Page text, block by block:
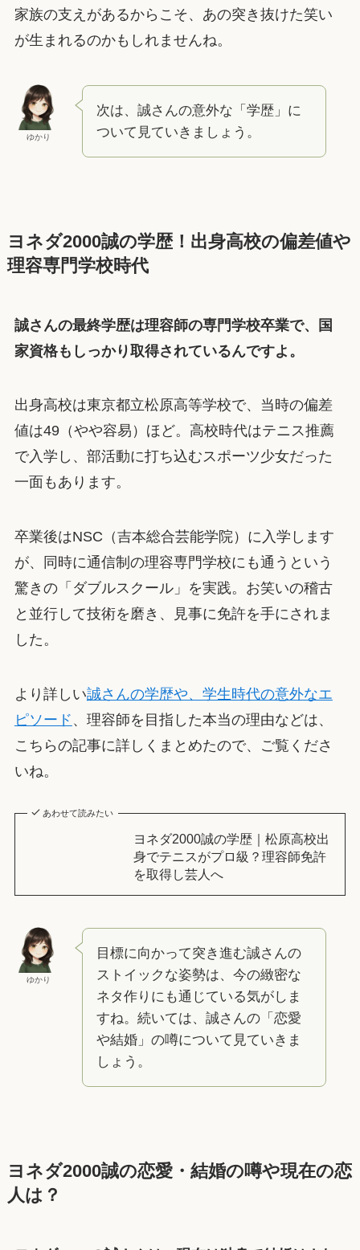
家族の支えがあるからこそ、あの突き抜けた笑い
が生まれるのかもしれませんね。
ゆかり
次は、誠さんの意外な「学歴」に
ついて見ていきましょう。
ヨネダ2000誠の学歴！出身高校の偏差値や
理容専門学校時代
誠さんの最終学歴は理容師の専門学校卒業で、国
家資格もしっかり取得されているんですよ。
出身高校は東京都立松原高等学校で、当時の偏差
値は49（やや容易）ほど。高校時代はテニス推薦
で入学し、部活動に打ち込むスポーツ少女だった
一面もあります。
卒業後はNSC（吉本総合芸能学院）に入学します
が、同時に通信制の理容専門学校にも通うという
驚きの「ダブルスクール」を実践。お笑いの稽古
と並行して技術を磨き、見事に免許を手にされま
した。
より詳しい誠さんの学歴や、学生時代の意外なエ
ピソード 、理容師を目指した本当の理由などは、
こちらの記事に詳しくまとめたので、ご覧くださ
いね。
あわせて読みたい
ヨネダ2000誠の学歴｜松原高校出
身でテニスがプロ級？理容師免許
を取得し芸人へ
ゆかり
目標に向かって突き進む誠さんの
ストイックな姿勢は、今の緻密な
ネタ作りにも通じている気がしま
すね。続いては、誠さんの「恋愛
や結婚」の噂について見ていきま
しょう。
ヨネダ2000誠の恋愛・結婚の噂や現在の恋
人は？